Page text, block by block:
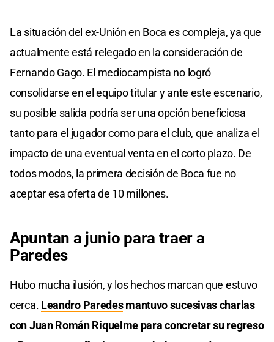
La situación del ex-Unión en Boca es compleja, ya que
actualmente está relegado en la consideración de
Fernando Gago. El mediocampista no logró
consolidarse en el equipo titular y ante este escenario,
su posible salida podría ser una opción beneficiosa
tanto para el jugador como para el club, que analiza el
impacto de una eventual venta en el corto plazo. De
todos modos, la primera decisión de Boca fue no
aceptar esa oferta de 10 millones.
Apuntan a junio para traer a
Paredes
Hubo mucha ilusión, y los hechos marcan que estuvo
cerca. Leandro Paredesmantuvo sucesivas charlas
con Juan Román Riquelme para concretar su regreso